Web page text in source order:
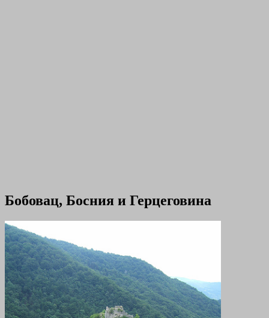
Бобовац, Босния и Герцеговина